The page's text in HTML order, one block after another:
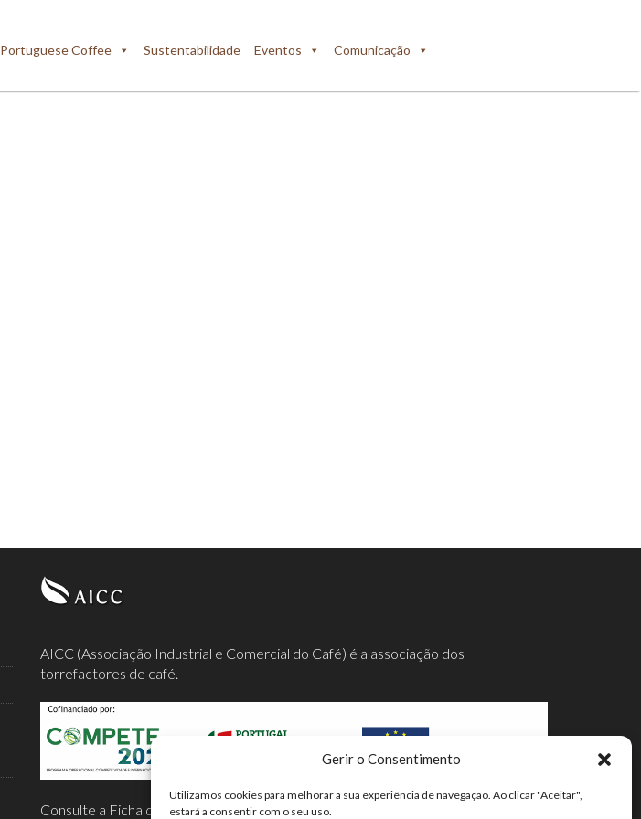
Gerir o Consentimento
Utilizamos cookies para melhorar a sua experiência de navegação. Ao clicar "Aceitar",
estará a consentir com o seu uso.
Portuguese Coffee Sustentabilidade Eventos Comunicação
AICC (Associação Industrial e Comercial do Café) é a associação dos
torrefactores de café.
Consulte a Ficha de Projeto completa aqui.